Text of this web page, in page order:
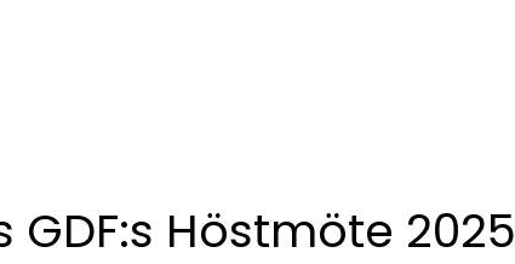
Höstmöte 2025